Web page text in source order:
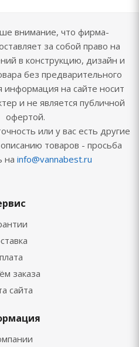
внимание, что фирма-
за собой право на
в конструкцию, дизайн и
без предварительного
информация на сайте носит
и не является публичной
офертой.
или у вас есть другие
товаров - просьба
на info@vannabest.ru
заказа
сайта